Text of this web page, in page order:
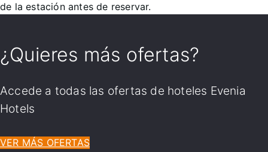
de la estación antes de reservar.
¿Quieres más ofertas?
Accede a todas las ofertas de hoteles Evenia
Hotels
VER MÁS OFERTAS